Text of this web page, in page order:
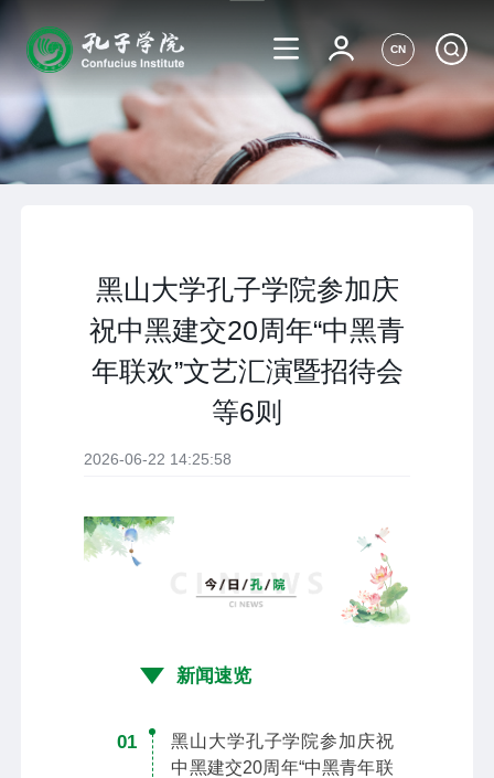
CN
黑山大学孔子学院参加庆
祝中黑建交20周年“中黑青
年联欢”文艺汇演暨招待会
等6则
2026-06-22 14:25:58
新闻速览
01
黑山大学孔子学院参加庆祝
中黑建交20周年“中黑青年联